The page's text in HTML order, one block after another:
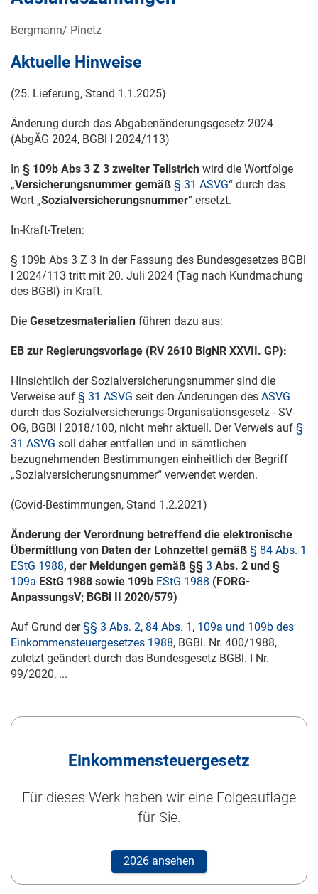
Bergmann/ Pinetz
Aktuelle Hinweise
(25. Lieferung, Stand 1.1.2025)
Änderung durch das Abgabenänderungsgesetz 2024
(AbgÄG 2024, BGBl
I 2024/113)
In § 109b Abs 3 Z 3 zweiter Teilstrich wird die Wortfolge
„Versicherungsnummer gemäß § 31 ASVG“ durch das
Wort „Sozialversicherungsnummer“ ersetzt.
In-Kraft-Treten:
§ 109b Abs 3 Z 3 in der Fassung des Bundesgesetzes BGBl
I 2024/113 tritt mit 20. Juli 2024 (Tag nach Kundmachung
des BGBl) in Kraft.
Die Gesetzesmaterialien führen dazu aus:
EB zur Regierungsvorlage (RV 2610 BlgNR XXVII. GP):
Hinsichtlich der Sozialversicherungsnummer sind die
Verweise auf § 31 ASVG seit den Änderungen des ASVG
durch das Sozialversicherungs-Organisationsgesetz - SV-
OG, BGBl
I 2018/100, nicht mehr aktuell. Der Verweis auf §
31 ASVG soll daher entfallen und in sämtlichen
bezugnehmenden Bestimmungen einheitlich der Begriff
„Sozialversicherungsnummer“ verwendet werden.
(Covid-Bestimmungen, Stand 1.2.2021 )
Änderung der Verordnung betreffend die elektronische
Übermittlung von Daten der Lohnzettel gemäß § 84 Abs. 1
EStG 1988, der Meldungen gemäß §§ 3 Abs. 2 und §
109a EStG 1988 sowie 109b EStG 1988 (FORG-
AnpassungsV; BGBl
II 2020/579)
Auf Grund der§§ 3 Abs. 2, 84 Abs. 1, 109a und 109b des
Einkommensteuergesetzes 1988, BGBl. Nr. 400/1988,
zuletzt geändert durch das Bundesgesetz BGBl. I Nr.
99/2020, ...
Einkommensteuergesetz
Für dieses Werk haben wir eine Folgeauflage
für Sie.
2026 ansehen